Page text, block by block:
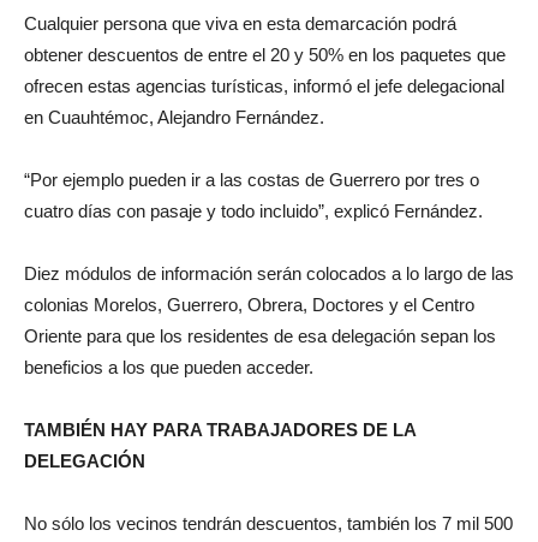
Cualquier persona que viva en esta demarcación podrá
obtener descuentos de entre el 20 y 50% en los paquetes que
ofrecen estas agencias turísticas, informó el jefe delegacional
en Cuauhtémoc, Alejandro Fernández.
“Por ejemplo pueden ir a las costas de Guerrero por tres o
cuatro días con pasaje y todo incluido”, explicó Fernández.
Diez módulos de información serán colocados a lo largo de las
colonias Morelos, Guerrero, Obrera, Doctores y el Centro
Oriente para que los residentes de esa delegación sepan los
beneficios a los que pueden acceder.
TAMBIÉN HAY PARA TRABAJADORES DE LA
DELEGACIÓN
No sólo los vecinos tendrán descuentos, también los 7 mil 500